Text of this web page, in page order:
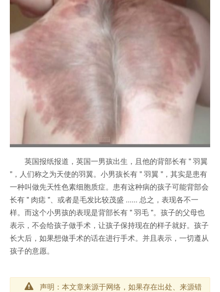
英国报纸报道，英国一男孩出生，且他的背部长有 " 羽翼
"，人们称之为天使的羽翼。小男孩长有 " 羽翼 "，其实是患有
一种叫做先天性色素细胞质症。患有这种病的孩子可能背部会
长有 " 肉痣 "、或者是毛发比较茂盛 ...... 总之，表现各不一
样。而这个小男孩的表现是背部长有 " 羽毛 "。孩子的父母也
表示，不会给孩子做手术，让孩子保持现在的样子就好。孩子
长大后，如果想做手术的话在进行手术。并且表示，一切遵从
孩子的意愿。
声明：本文章来源于网络，如果存在出处、来源错